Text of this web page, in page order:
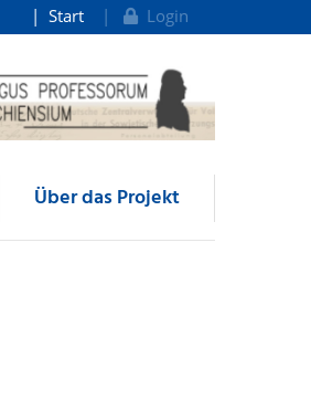
Start Login
Über das Projekt